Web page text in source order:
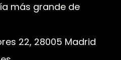
más grande de
22, 28005 Madrid